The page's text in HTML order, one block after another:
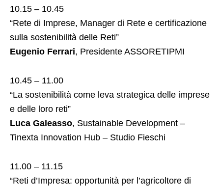
10.15 – 10.45
“Rete di Imprese, Manager di Rete e certificazione
sulla sostenibilità delle Reti”
Eugenio Ferrari, Presidente ASSORETIPMI
10.45 – 11.00
“La sostenibilità come leva strategica delle imprese
e delle loro reti”
Luca Galeasso, Sustainable Development –
Tinexta Innovation Hub – Studio Fieschi
11.00 – 11.15
“Reti d’Impresa: opportunità per l’agricoltore di